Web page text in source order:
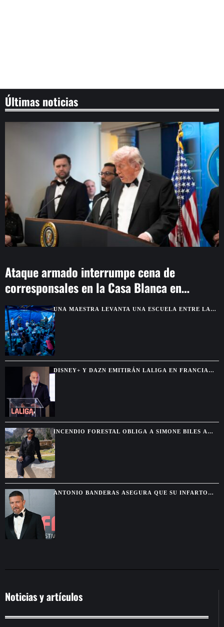
Últimas noticias
Ataque armado interrumpe cena de
corresponsales en la Casa Blanca en
WashingtonUNA MAESTRA LEVANTA UNA ESCUELA ENTRE LAS
CARPAS DE LOS DAMNIFICADOS EN VENEZUELA
DISNEY+ Y DAZN EMITIRÁN LALIGA EN FRANCIA
INCENDIO FORESTAL OBLIGA A SIMONE BILES A
POSPONER SU VISITA A MACHU PICCHU
ANTONIO BANDERAS ASEGURA QUE SU INFARTO
Noticias y artículos